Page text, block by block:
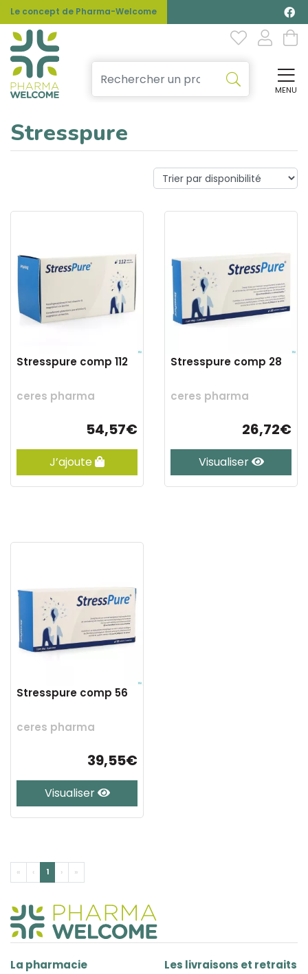
Le concept de Pharma-Welcome
MENU
Stresspure
Stresspure comp 112
ceres pharma
54,57€
J’ajoute
Stresspure comp 28
ceres pharma
26,72€
Visualiser
Stresspure comp 56
ceres pharma
39,55€
Visualiser
« ‹ 1 › »
La pharmacie Les livraisons et retraits